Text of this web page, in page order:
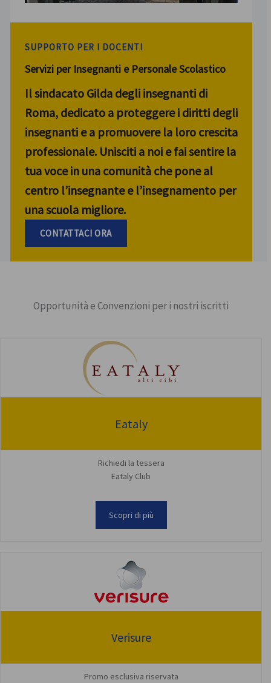
SUPPORTO PER I DOCENTI
Servizi per Insegnanti e Personale Scolastico
Il sindacato Gilda degli insegnanti di
Roma, dedicato a proteggere i diritti degli
insegnanti e a promuovere la loro crescita
professionale. Unisciti a noi e fai sentire la
tua voce in una comunità che pone al
centro l’insegnante e l’insegnamento per
una scuola migliore.
CONTATTACI ORA
Opportunità e Convenzioni per i nostri iscritti
Eataly
Richiedi la tessera
Eataly Club
Scopri di più
Verisure
Promo esclusiva riservata